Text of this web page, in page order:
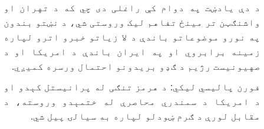
د دې یادښت په دوام کې راغلی دی چي که د تهران او
واشنګټن تر مینځ تفاهم لیک وروستی شي، د نښتو بندون
په نورو موضوعاتو باندې د لا زیاتو خبرو اترو لپاره
زمینه برابروي او په ایران باندې د امریکا او د
صهیونیست رژیم د ګډو بریدونو احتمال ورسره کمیږي.
فورن پالیسي لیکي: د هرمز تنګی له پرانیستل کېدو او
د امریکا د سمندري محاصرې له ختمېدو وروسته، د
مقابل لورې د ګرم ښودلو لپاره به سیالۍ پیل شي.